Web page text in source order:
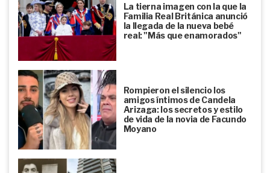
La tierna imagen con la que la
Familia Real Británica anunció
la llegada de la nueva bebé
real: "Más que enamorados"
Rompieron el silencio los
amigos íntimos de Candela
Arizaga: los secretos y estilo
de vida de la novia de Facundo
Moyano